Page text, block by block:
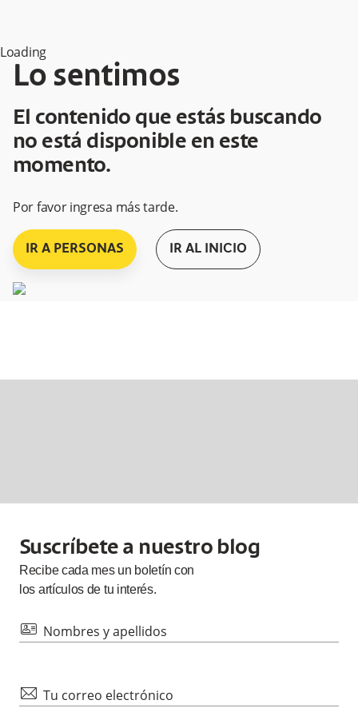
Loading
Lo sentimos
El contenido que estás buscando
no está disponible en este
momento.
Por favor ingresa más tarde.
IR A PERSONAS IR AL INICIO
Suscríbete a nuestro blog
Recibe cada mesun boletín con
los artículos de tu interés.
id Nombres y apellidos
mail Tu correo electrónico